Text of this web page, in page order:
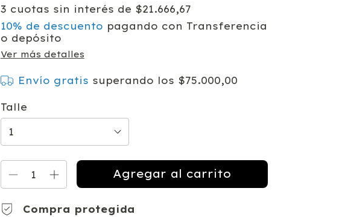
3 cuotas sin interés de $21.666,67
10% de descuento pagando con Transferencia
o depósito
Ver más detalles
Envío gratis superando los $75.000,00
Talle
Compra protegida